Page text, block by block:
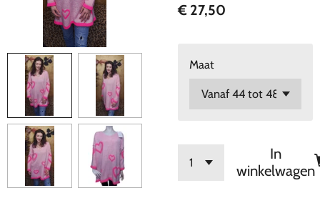
€ 27,50
Maat
In
winkelwagen